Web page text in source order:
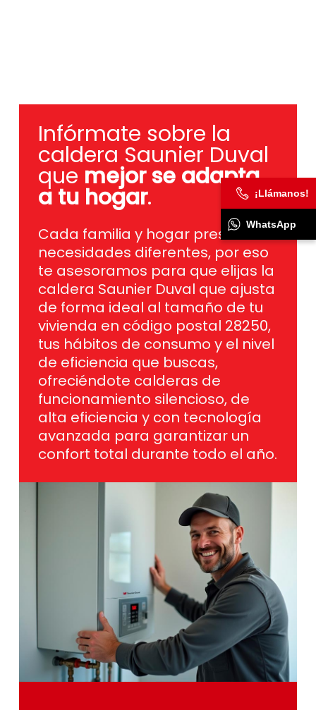
Infórmate sobre la
caldera Saunier Duval
quemejor se adapta
a tu hogar.
Cada familia y hogar presentan
necesidades diferentes, por eso
te asesoramos para que elijas la
caldera Saunier Duval que ajusta
de forma ideal al tamaño de tu
vivienda en código postal 28250,
tus hábitos de consumo y el nivel
de eficiencia que buscas,
ofreciéndote calderas de
funcionamiento silencioso, de
alta eficiencia y con tecnología
avanzada para garantizar un
confort total durante todo el año.
¡Llámanos!
WhatsApp